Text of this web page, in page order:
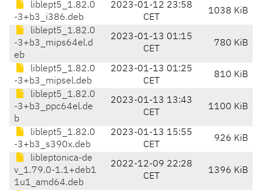
liblept5_1.82.0
-3+b3_i386.deb
2023-01-12 23:58
CET
1038 KiB
liblept5_1.82.0
-3+b3_mips64el.d
eb
2023-01-13 01:15
CET
780 KiB
liblept5_1.82.0
-3+b3_mipsel.deb
2023-01-13 01:25
CET
810 KiB
liblept5_1.82.0
-3+b3_ppc64el.de
b
2023-01-13 13:43
CET
1100 KiB
liblept5_1.82.0
-3+b3_s390x.deb
2023-01-13 15:55
CET
926 KiB
libleptonica-de
v_1.79.0-1.1+deb1
1u1_amd64.deb
2022-12-09 22:28
CET
1396 KiB